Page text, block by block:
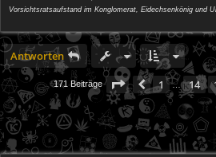
Vorsichtsratsaufstand im Konglomerat, Eidechsenkönig und
Antworten
171 Beiträge Seite18 von18
Vorherige
1 … 14